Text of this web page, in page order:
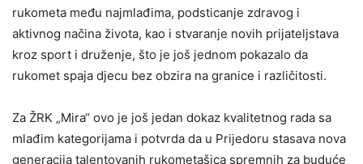
rukometa među najmlađima, podsticanje zdravog i
aktivnog načina života, kao i stvaranje novih prijateljstava
kroz sport i druženje, što je još jednom pokazalo da
rukomet spaja djecu bez obzira na granice i različitosti.
Za ŽRK „Mira“ ovo je još jedan dokaz kvalitetnog rada sa
mlađim kategorijama i potvrda da u Prijedoru stasava nova
generacija talentovanih rukometašica spremnih za buduće